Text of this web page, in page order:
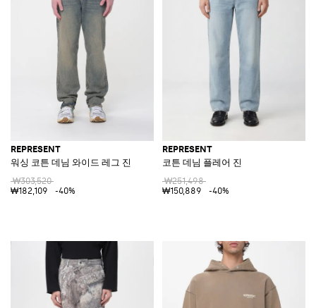
REPRESENT
워싱 코튼 데님 와이드 레그 진
₩303,520
₩182,109
-40%
REPRESENT
코튼 데님 플레어 진
₩251,498
₩150,889
-40%